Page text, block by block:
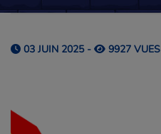
03 JUIN 2025 - 9927 VUES